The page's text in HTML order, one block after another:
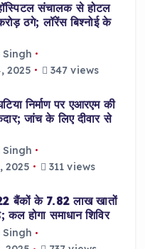
संचालक से होटल
ठगे; लॉरेंस बिश्नोई के
2025
347 views
निर्माण पर एआरएम की
जांच के लिए दीवार से
2025
311 views
बैंकों के 7.82 लाख खातों
होगा समाधान शिविर